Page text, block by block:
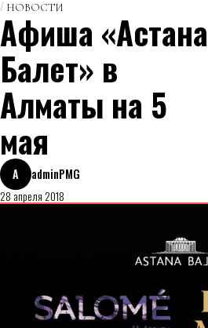
НОВОСТИ
Афиша «Астана
Балет» в
Алматы на 5
мая
A
adminPMG
28 апреля 2018